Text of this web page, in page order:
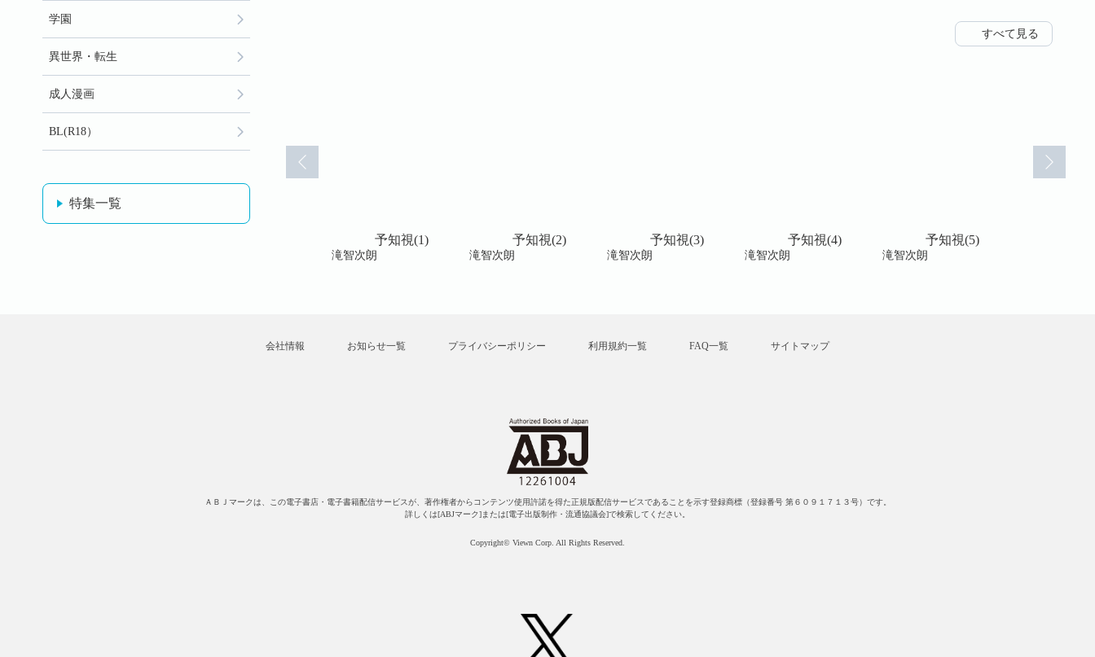
すべて見る
予知視(1)
滝智次朗
予知視(2)
滝智次朗
予知視(3)
滝智次朗
予知視(4)
滝智次朗
予知視(5)
滝智次朗
学園
異世界・転生
成人漫画
BL(R18）
特集一覧
会社情報 お知らせ一覧 プライバシーポリシー 利用規約一覧 FAQ一覧 サイトマップ
ＡＢＪマークは、この電子書店・電子書籍配信サービスが、著作権者からコンテンツ使用許諾を得た正規版配信サービスであることを示す登録商標（登録番号 第６０９１７１３号）です。
詳しくは[ABJマーク]または[電子出版制作・流通協議会]で検索してください。
Copyright© Viewn Corp. All Rights Reserved.